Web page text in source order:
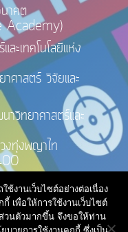
าคต
Academy)
ะเทคโนโลยีแห่ง
ศาสตร์ วิจัยและ
วิทยาศาสตร์และ
ทุ่งพญาไท
ช้งานเว็บไซต์อย่างต่อเนื่อง
เพื่อให้การใช้งานเว็บไซต์
วนตัวมากขึ้น จึงขอให้ท่าน